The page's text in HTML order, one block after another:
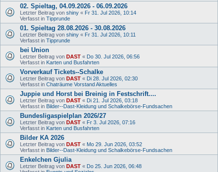
02. Spieltag, 04.09.2026 - 06.09.2026
Letzter Beitrag von shiny « Fr 31. Jul 2026, 10:14
Verfasst in Tipprunde
01. Spieltag 28.08.2026 - 30.08.2026
Letzter Beitrag von shiny « Fr 31. Jul 2026, 10:11
Verfasst in Tipprunde
bei Union
Letzter Beitrag von DAST « Do 30. Jul 2026, 06:56
Verfasst in Karten und Busfahrten
Vorverkauf Tickets--Schalke
Letzter Beitrag von DAST « Di 28. Jul 2026, 02:30
Verfasst in Chaträume Vorstand Aktuelles
Juppie und Horst bei Breinig in Festschrift....
Letzter Beitrag von DAST « Di 21. Jul 2026, 03:18
Verfasst in Bilder--Dast-Kleidung und Schalkebörse-Fundsachen
Bundesligaspielplan 2026/27
Letzter Beitrag von DAST « Fr 3. Jul 2026, 07:16
Verfasst in Karten und Busfahrten
Bilder KA 2026
Letzter Beitrag von DAST « Mo 29. Jun 2026, 03:52
Verfasst in Bilder--Dast-Kleidung und Schalkebörse-Fundsachen
Enkelchen Gjulia
Letzter Beitrag von DAST « Do 25. Jun 2026, 06:48